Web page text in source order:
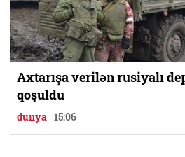
Axtarışa verilən rusiyalı
qoşuldu
dunya 15:06